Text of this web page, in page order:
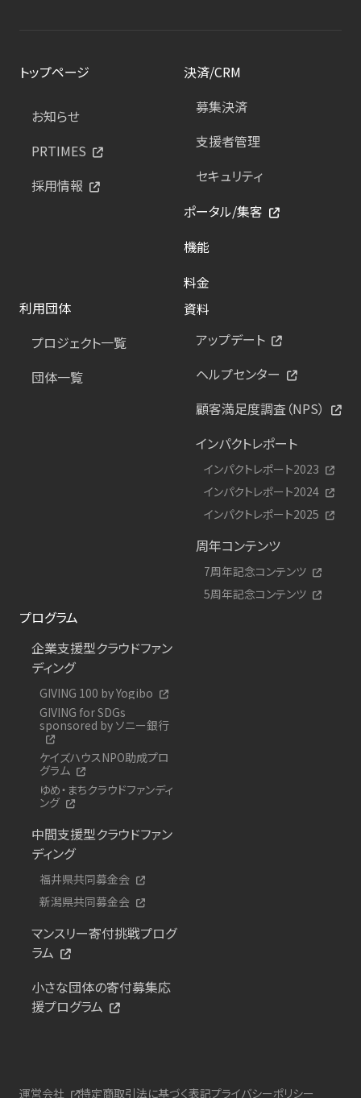
トップページ
お知らせ
PRTIMES
採用情報
決済/CRM
募集決済
支援者管理
セキュリティ
ポータル/集客
機能
料金
利用団体
プロジェクト一覧
団体一覧
資料
アップデート
ヘルプセンター
顧客満足度調査（NPS）
インパクトレポート
インパクトレポート2023
インパクトレポート2024
インパクトレポート2025
周年コンテンツ
7周年記念コンテンツ
5周年記念コンテンツ
プログラム
企業支援型クラウドファン
ディング
GIVING 100 by Yogibo
GIVING for SDGs
sponsored by ソニー銀行
ケイズハウスNPO助成プロ
グラム
ゆめ・まちクラウドファンディ
ング
中間支援型クラウドファン
ディング
福井県共同募金会
新潟県共同募金会
マンスリー寄付挑戦プログ
ラム
小さな団体の寄付募集応
援プログラム
運営会社 特定商取引法に基づく表記プライバシーポリシー